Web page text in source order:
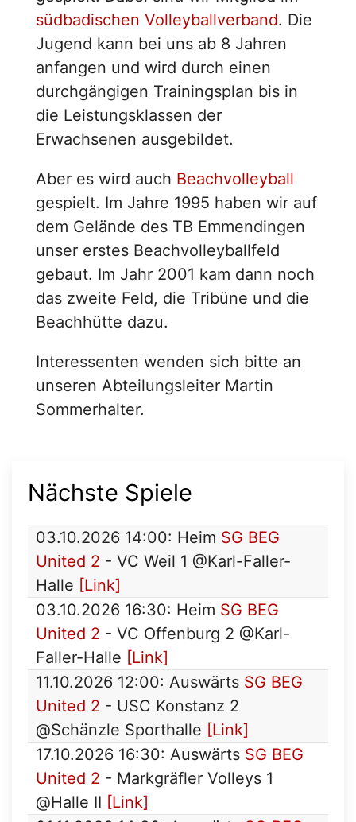
südbadischen Volleyballverband. Die
Jugend kann bei uns ab 8 Jahren
anfangen und wird durch einen
durchgängigen Trainingsplan bis in
die Leistungsklassen der
Erwachsenen ausgebildet.
Aber es wird auch Beachvolleyball
gespielt. Im Jahre 1995 haben wir auf
dem Gelände des TB Emmendingen
unser erstes Beachvolleyballfeld
gebaut. Im Jahr 2001 kam dann noch
das zweite Feld, die Tribüne und die
Beachhütte dazu.
Interessenten wenden sich bitte an
unseren Abteilungsleiter Martin
Sommerhalter.
Nächste Spiele
03.10.2026 14:00: Heim SG BEG
United 2 - VC Weil 1 @Karl-Faller-
Halle [Link]
03.10.2026 16:30: Heim SG BEG
United 2 - VC Offenburg 2 @Karl-
Faller-Halle [Link]
11.10.2026 12:00: Auswärts SG BEG
United 2 - USC Konstanz 2
@Schänzle Sporthalle [Link]
17.10.2026 16:30: Auswärts SG BEG
United 2 - Markgräfler Volleys 1
@Halle II [Link]